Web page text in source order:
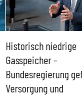
Historisch niedrige
Gasspeicher –
Bundesregierung
Versorgung und